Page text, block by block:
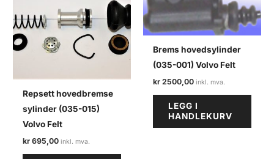
Repsett hovedbremse
sylinder (035-015)
Volvo Felt
kr 695,00
Brems hovedsylinder
(035-001) Volvo Felt
kr 2500,00
LEGG I
HANDLEKURV